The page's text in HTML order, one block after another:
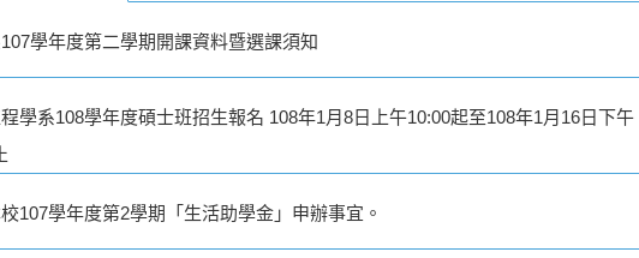
學年度第二學期開課資料暨選課須知
學系108學年度碩士班招生報名 108年1月8日上午10:00起至108年1月16日下午
107學年度第2學期「生活助學金」申辦事宜。